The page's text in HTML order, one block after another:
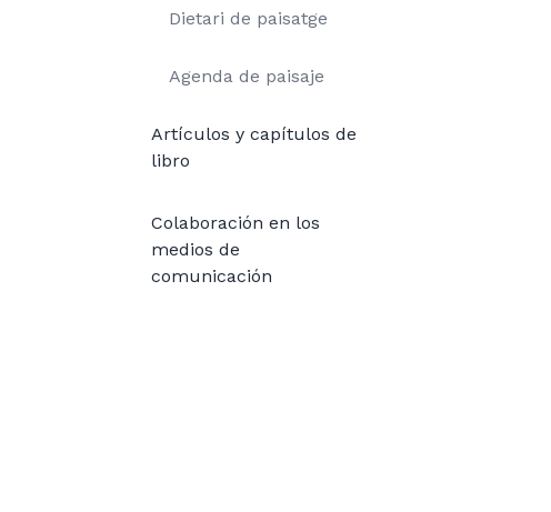
Dietari de paisatge
Agenda de paisaje
Artículos y capítulos de
libro
Colaboración en los
medios de
comunicación